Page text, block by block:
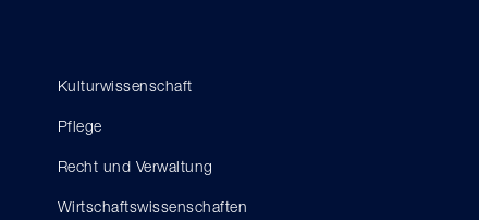
Kulturwissenschaft
Pflege
Recht und Verwaltung
Wirtschaftswissenschaften